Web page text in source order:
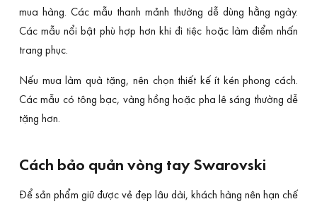
mua hàng. Các mẫu thanh mảnh thường dễ dùng hằng ngày.
Các mẫu nổi bật phù hợp hơn khi đi tiệc hoặc làm điểm nhấn
trang phục.
Nếu mua làm quà tặng, nên chọn thiết kế ít kén phong cách.
Các mẫu có tông bạc, vàng hồng hoặc pha lê sáng thường dễ
tặng hơn.
Cách bảo quản vòng tay Swarovski
Để sản phẩm giữ được vẻ đẹp lâu dài, khách hàng nên hạn chế